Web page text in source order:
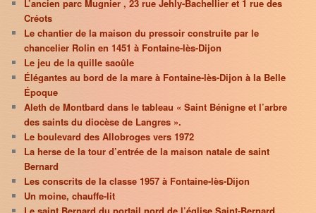
L’ancien parc Mugnier , 23 rue Jehly-Bachellier et 1 rue des
Créots
Le chantier de la maison du pressoir construite par le
chancelier Rolin en 1451 à Fontaine-lès-Dijon
Le jeu de la quille saoûle
Élégantes au bord de la mare à Fontaine-lès-Dijon à la Belle
Époque
Aleth de Montbard dans le tableau « Saint Bénigne et l’arbre
des saints du diocèse de Langres ».
Le boulevard des Allobroges vers 1972
La herse de la tour d’entrée de la maison natale de saint
Bernard
Les conscrits de la classe 1957 à Fontaine-lès-Dijon
Un moine, chauffe-lit